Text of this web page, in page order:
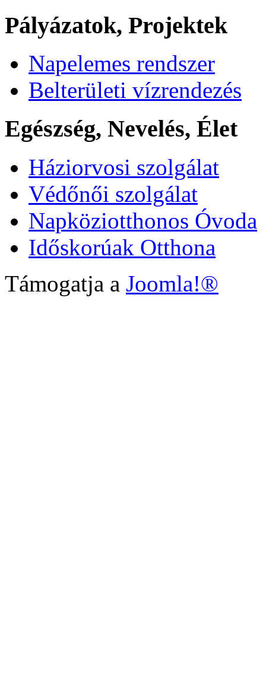
Pályázatok, Projektek
Napelemes rendszer
Belterületi vízrendezés
Egészség, Nevelés, Élet
Háziorvosi szolgálat
Védőnői szolgálat
Napköziotthonos Óvoda
Időskorúak Otthona
Támogatja a Joomla!®